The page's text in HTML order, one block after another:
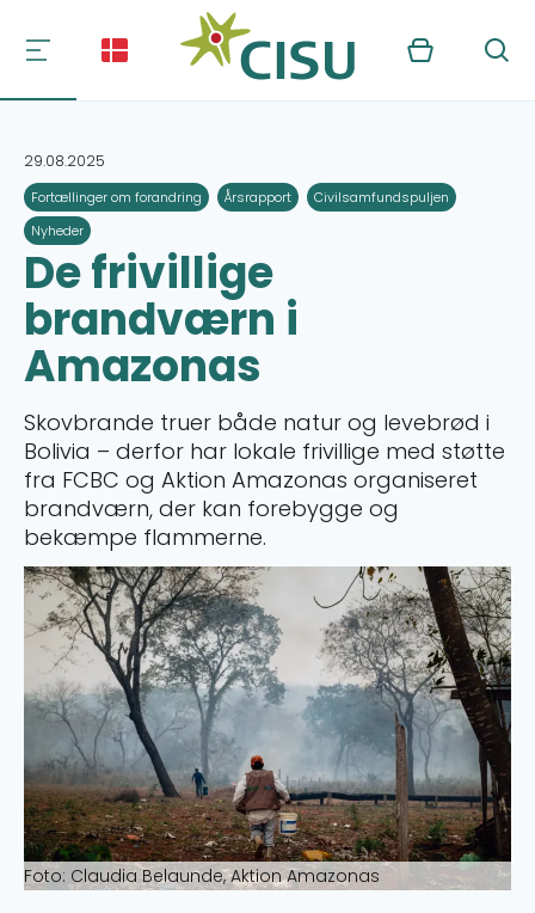
Kurv Søg
29.08.2025
Fortællinger om forandring Årsrapport
Civilsamfundspuljen
Nyheder
De frivillige
brandværn i
Amazonas
Skovbrande truer både natur og levebrød i
Bolivia – derfor har lokale frivillige med støtte
fra FCBC og Aktion Amazonas organiseret
brandværn, der kan forebygge og
bekæmpe flammerne.
Foto: Claudia Belaunde, Aktion Amazonas